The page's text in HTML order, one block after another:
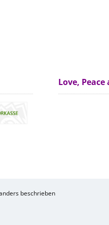
Love,
beschrieben